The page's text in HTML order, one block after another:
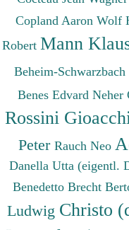
Copland Aaron Wolf
Robert Mann
Beheim-
Benes Edvard Neher
Rossini
Peter Rauch Neo
Danella Utta (eigentl.
Benedetto Brecht
Ludwig Christo